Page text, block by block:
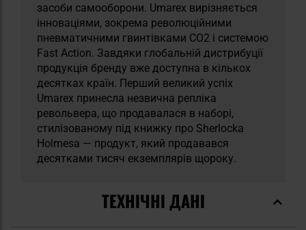
засоби самооборони. Umarex вирізняється
інноваціями, зокрема революційними
пневматичними гвинтівками CO2 і системою
Fast Action. Завдяки глобальній дистрибуції
продукція бренду вже доступна в кількох
десятках країн. Перший великий успіх
Umarex принесла незвична репліка
револьвера, що продавалася в наборі,
стилізованому під книжку про Sherlocka
Holmesa — продукт, який продавався
десятками тисяч екземплярів щороку.
ТЕХНІЧНІ ДАНІ